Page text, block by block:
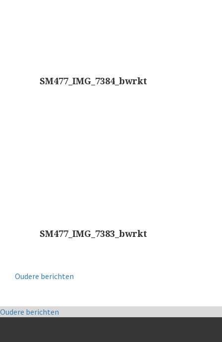
SM477_IMG_7384_bwrkt
SM477_IMG_7383_bwrkt
Oudere berichten
Berichtennavigatie
Oudere berichten